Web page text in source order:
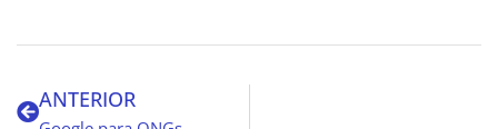
Anterior
ANTERIOR